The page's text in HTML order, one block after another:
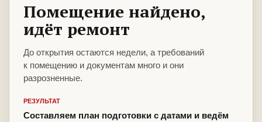
Помещение найдено,
идёт ремонт
До открытия остаются недели, а требований
к помещению и документам много и они
разрозненные.
РЕЗУЛЬТАТ
Составляем план подготовки с датами и ведём